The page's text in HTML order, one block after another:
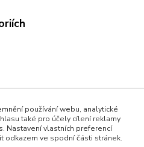
používání webu, analytické
také pro účely cílení reklamy
Nastavení vlastních preferencí
odkazem ve spodní části stránek.